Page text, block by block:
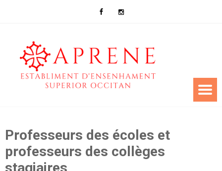
Professeurs des écoles et
professeurs des collèges
stagiaires